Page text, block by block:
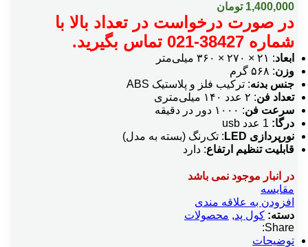
1,400,000 تومان
در صورت درخواست در تعداد بالا با
شماره 38427-021 تماس بگیرید.
ابعاد: ۲۱ × ۲۷۰ × ۳۶۰ میلی‌متر
وزن: ۵۶۸ گرم
جنس بدنه: ترکیب فلز و پلاستیک ABS
تعداد فن: ۲ عدد ۱۴۰ میلی‌متری
سرعت فن: ۱۰۰۰ دور در دقیقه
درگا: 1 عدد usb
نورپردازی LED
: تک‌رنگ (بسته به مدل)
قابلیت تنظیم ارتفاع: دارد
در انبار موجود نمی باشد
مقایسه
افزودن به علاقه مندی
دسته: کول پد, محصولات
Share:
توضیحات